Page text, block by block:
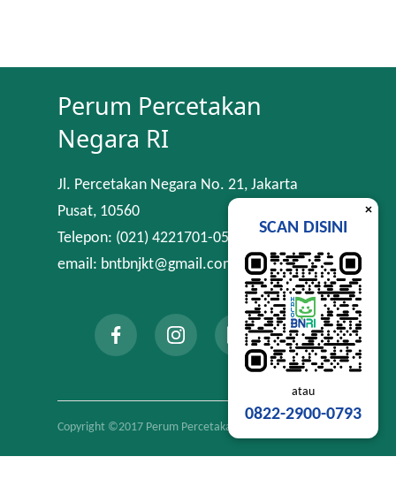
Perum Percetakan
Negara RI
Jl. Percetakan Negara No. 21, Jakarta
Pusat, 10560
Telepon: (021) 4221701-05
email: bntbnjkt@gmail.com
Copyright ©2017 Perum Percetakan Negara RI
×
SCAN DISINI
atau
0822-2900-0793